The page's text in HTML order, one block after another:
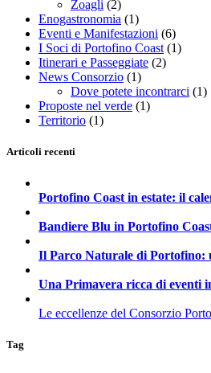
Zoagli (2)
Enogastronomia (1)
Eventi e Manifestazioni (6)
I Soci di Portofino Coast (1)
Itinerari e Passeggiate (2)
News Consorzio (1)
Dove potete incontrarci (1)
Proposte nel verde (1)
Territorio (1)
Articoli recenti
Portofino Coast in estate: il
Bandiere Blu in Portofino
Il Parco Naturale di Portofino:
Una Primavera ricca di eventi
Le eccellenze del Consorzio
Tag